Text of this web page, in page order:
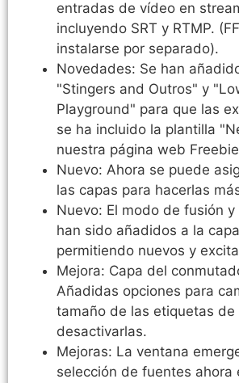
entradas de vídeo en
incluyendo SRT y RTMP.
instalarse por separado).
Novedades: Se han
"Stingers and Outros" y
Playground" para que las
se ha incluido la plantilla
nuestra página web
Nuevo: Ahora se puede
las capas para hacerlas
Nuevo: El modo de fusión
han sido añadidos a la
permitiendo nuevos y
Mejora: Capa del
Añadidas opciones para
tamaño de las etiquetas de
desactivarlas.
Mejoras: La ventana
selección de fuentes ahora